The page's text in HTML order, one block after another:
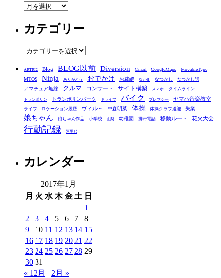
ア
カ
イ
ブ
カテゴリー
カ
ゴ
リ
ー
ARTRIZ Blog BLOG以前 Diversion Gmail GoogleMaps
MovableType
MTOS
Ninja ありがとう おでかけ お裁縫 なかま なつかし なつかし話
アマチュア無線 クルマ コンサート サイト構築 スマホ タイムライン
トランポリン トランポリンパーク ドライブ バイク プレマシー ヤマハ音楽教室
ライブ ロケーション履歴 ヴィル～ 中森明菜 体操 体操クラブ送迎 失業
娘ちゃん 娘ちゃん作品 小学校 山梨 幼稚園 携帯電話 移動ルート 花火大会
行動記録 阿里耶
カレンダー
2017年1月
月 火 水 木 金 土 日
1
2
3 4 5 6 7
8
9
10 11 12 13 14 15
16 17 18 19 20 21 22
23 24 25 26 27 28 29
30 31
« 12月
2月 »